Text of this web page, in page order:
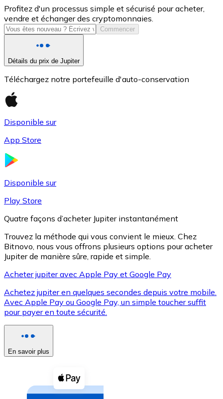
USD Coin
USDC
XRP
XRP
Voir toutes
Coupons crypto
Achetez des cryptomonnaies en espèces et d'autres
Profitez d'un processus simple et sécurisé pour acheter,
vendre et échanger des cryptomonnaies.
Commencer
Détails du prix de Jupiter
Téléchargez notre portefeuille d'auto-conservation
Disponible sur
App Store
Disponible sur
Play Store
Quatre façons d’acheter Jupiter instantanément
Trouvez la méthode qui vous convient le mieux. Chez
Bitnovo, nous vous offrons plusieurs options pour acheter
Jupiter de manière sûre, rapide et simple.
Acheter jupiter avec Apple Pay et Google Pay
Achetez jupiter en quelques secondes depuis votre mobile.
Avec Apple Pay ou Google Pay, un simple toucher suffit
pour payer en toute sécurité.
En savoir plus